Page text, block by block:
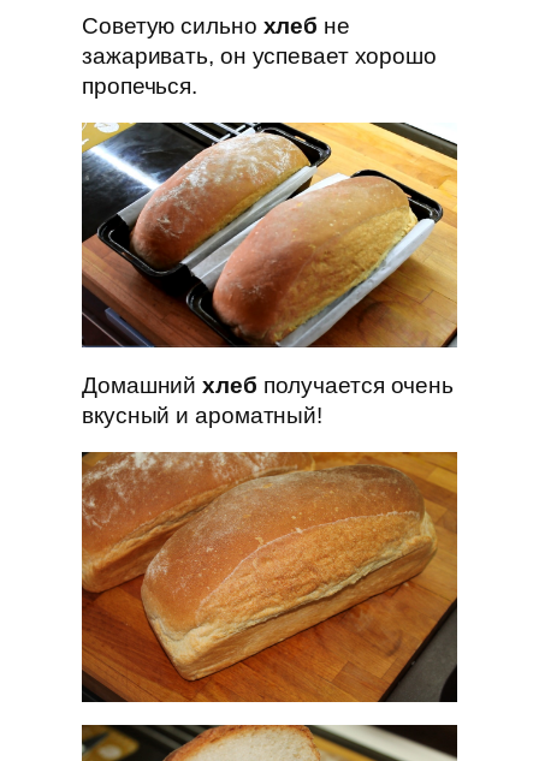
Советую сильно хлеб не
зажаривать, он успевает хорошо
пропечься.
Домашнийхлеб получается очень
вкусный и ароматный!